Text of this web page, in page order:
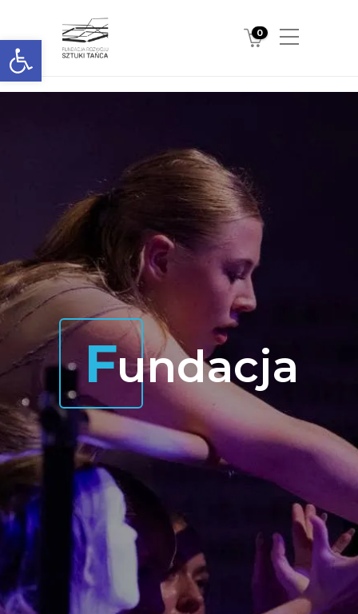
Otwórz pasek narzędzi 0
Fundacja